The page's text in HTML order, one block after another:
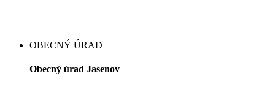
OBECNÝ ÚRAD
Obecný úrad Jasenov